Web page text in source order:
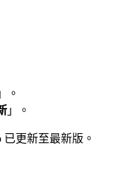
」。
」。
更新至最新版。